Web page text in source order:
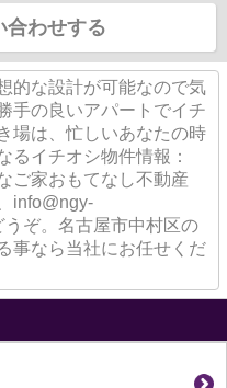
合わせする
的な設計が可能なので気
手の良いアパートでイチ
場は、忙しいあなたの時
るイチオシ物件情報：
ご家おもてなし不動産
info@ngy-
ぞ。名古屋市中村区の
事なら当社にお任せくだ